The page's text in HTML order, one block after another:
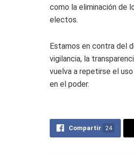
como la eliminación de
electos.
Estamos en contra del
vigilancia, la
vuelva a repetirse el
en el poder.
Compartir 24